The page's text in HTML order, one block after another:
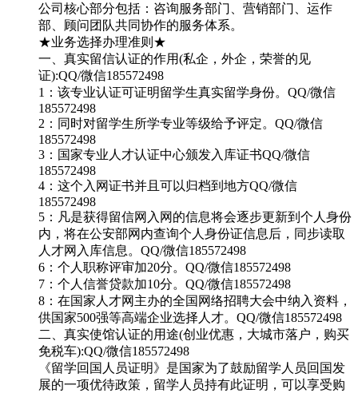
公司核心部分包括：咨询服务部门、营销部门、运作
部、顾问团队共同协作的服务体系。
★业务选择办理准则★
一、真实留信认证的作用(私企，外企，荣誉的见
证):QQ/微信185572498
1：该专业认证可证明留学生真实留学身份。QQ/微信
185572498
2：同时对留学生所学专业等级给予评定。QQ/微信
185572498
3：国家专业人才认证中心颁发入库证书QQ/微信
185572498
4：这个入网证书并且可以归档到地方QQ/微信
185572498
5：凡是获得留信网入网的信息将会逐步更新到个人身份
内，将在公安部网内查询个人身份证信息后，同步读取
人才网入库信息。QQ/微信185572498
6：个人职称评审加20分。QQ/微信185572498
7：个人信誉贷款加10分。QQ/微信185572498
8：在国家人才网主办的全国网络招聘大会中纳入资料，
供国家500强等高端企业选择人才。QQ/微信185572498
二、真实使馆认证的用途(创业优惠，大城市落户，购买
免税车):QQ/微信185572498
《留学回国人员证明》是国家为了鼓励留学人员回国发
展的一项优待政策，留学人员持有此证明，可以享受购